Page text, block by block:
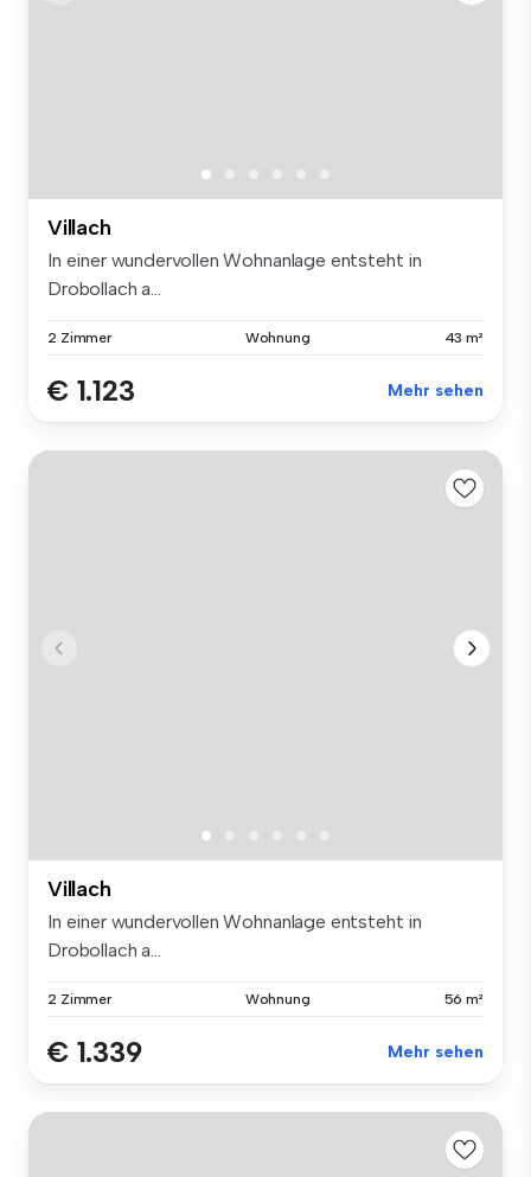
Villach
In einer wundervollen Wohnanlage entsteht in
Drobollach a...
2 Zimmer Wohnung 43 m²
€ 1.123 Mehr sehen
Villach
In einer wundervollen Wohnanlage entsteht in
Drobollach a...
2 Zimmer Wohnung 56 m²
€ 1.339 Mehr sehen